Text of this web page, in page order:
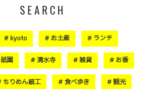
SEARCH
kyoto お土産 ランチ
祇園 清水寺 雑貨 お香
ちりめん細工 食べ歩き 観光